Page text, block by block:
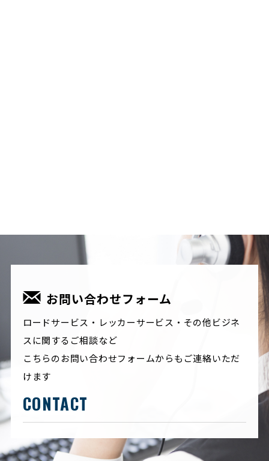
お問い合わせフォーム
ロードサービス・レッカーサービス・その他ビジネ
スに関するご相談など
こちらのお問い合わせフォームからもご連絡いただ
けます
CONTACT